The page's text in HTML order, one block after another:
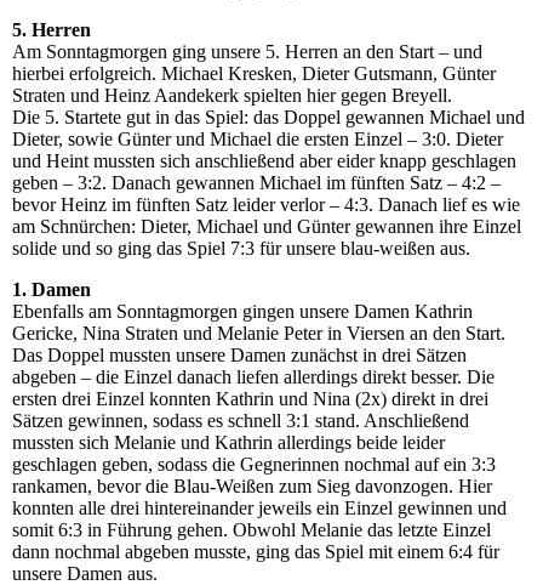
5. Herren
Am Sonntagmorgen ging unsere 5. Herren an den Start – und
hierbei erfolgreich. Michael Kresken, Dieter Gutsmann, Günter
Straten und Heinz Aandekerk spielten hier gegen Breyell.
Die 5. Startete gut in das Spiel: das Doppel gewannen Michael und
Dieter, sowie Günter und Michael die ersten Einzel – 3:0. Dieter
und Heint mussten sich anschließend aber eider knapp geschlagen
geben – 3:2. Danach gewannen Michael im fünften Satz – 4:2 –
bevor Heinz im fünften Satz leider verlor – 4:3. Danach lief es wie
am Schnürchen: Dieter, Michael und Günter gewannen ihre Einzel
solide und so ging das Spiel 7:3 für unsere blau-weißen aus.
1. Damen
Ebenfalls am Sonntagmorgen gingen unsere Damen Kathrin
Gericke, Nina Straten und Melanie Peter in Viersen an den Start.
Das Doppel mussten unsere Damen zunächst in drei Sätzen
abgeben – die Einzel danach liefen allerdings direkt besser. Die
ersten drei Einzel konnten Kathrin und Nina (2x) direkt in drei
Sätzen gewinnen, sodass es schnell 3:1 stand. Anschließend
mussten sich Melanie und Kathrin allerdings beide leider
geschlagen geben, sodass die Gegnerinnen nochmal auf ein 3:3
rankamen, bevor die Blau-Weißen zum Sieg davonzogen. Hier
konnten alle drei hintereinander jeweils ein Einzel gewinnen und
somit 6:3 in Führung gehen. Obwohl Melanie das letzte Einzel
dann nochmal abgeben musste, ging das Spiel mit einem 6:4 für
unsere Damen aus.